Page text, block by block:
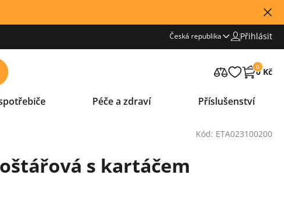
Česká republika Přihlásit
0
0 Kč
Péče a zdraví Příslušenství
Kód: ETA023100200
s kartáčem